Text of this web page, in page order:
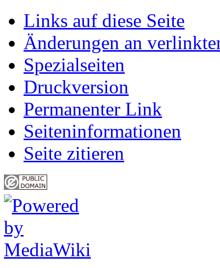
Links auf diese Seite
Änderungen an
Spezialseiten
Druckversion
Permanenter Link
Seiten­informationen
Seite zitieren